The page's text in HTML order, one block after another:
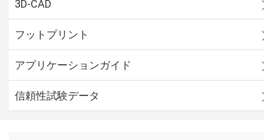
3D-CAD
フットプリント
アプリケーションガイド
信頼性試験データ